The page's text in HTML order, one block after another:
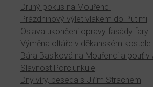
Druhý pokus na Mouřenci
Prázdninový výlet vlakem do Putimi
Oslava ukončení opravy fasády fary
Výměna oltáře v děkanském kostele
Bára Basiková na Mouřenci a pouť v
Slavnost Porciunkule
Dny víry, beseda s Jiřím Strachem